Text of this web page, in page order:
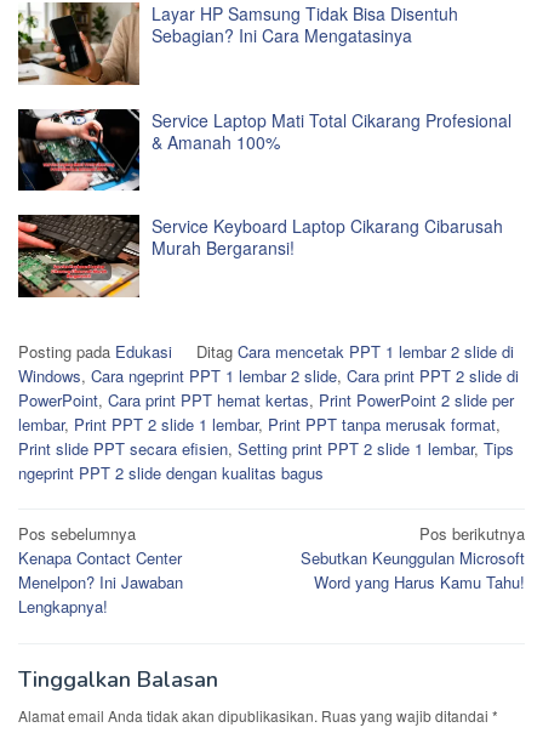
Layar HP Samsung Tidak Bisa Disentuh
Sebagian? Ini Cara Mengatasinya
Service Laptop Mati Total Cikarang Profesional
& Amanah 100%
Service Keyboard Laptop Cikarang Cibarusah
Murah Bergaransi!
Posting pada Edukasi Ditag Cara mencetak PPT 1 lembar 2 slide di
Windows, Cara ngeprint PPT 1 lembar 2 slide, Cara print PPT 2 slide di
PowerPoint, Cara print PPT hemat kertas, Print PowerPoint 2 slide per
lembar, Print PPT 2 slide 1 lembar, Print PPT tanpa merusak format,
Print slide PPT secara efisien, Setting print PPT 2 slide 1 lembar, Tips
ngeprint PPT 2 slide dengan kualitas bagus
Navigasi
pos
Pos sebelumnya
Kenapa Contact Center
Menelpon? Ini Jawaban
Lengkapnya!
Pos berikutnya
Sebutkan Keunggulan Microsoft
Word yang Harus Kamu Tahu!
Tinggalkan Balasan
Alamat email Anda tidak akan dipublikasikan. Ruas yang wajib ditandai *